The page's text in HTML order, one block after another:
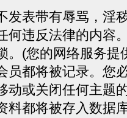
发表带有辱骂，淫
何违反法律的内容
。(您的网络服务
员都将被记录。您
动或关闭任何主题
料都将被存入数据